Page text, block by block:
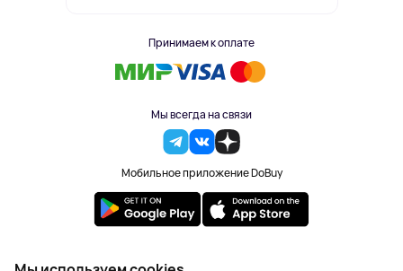
Принимаем к оплате
Мы всегда на связи
Мобильное приложение DoBuy
2023-2026 © DoBuy. Все права защищены